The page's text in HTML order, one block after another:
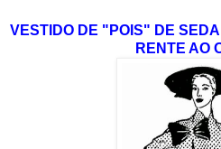
VESTIDO DE "POIS" DE
RENTE AO